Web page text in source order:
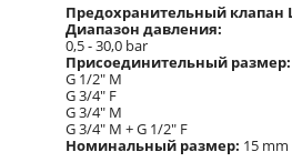
Предохранительный клапан
Диапазон давления:
0,5 - 30,0 bar
Присоединительный размер:
G 1/2" M
G 3/4" F
G 3/4" M
G 3/4" M + G 1/2" F
Номинальный размер: 15 mm